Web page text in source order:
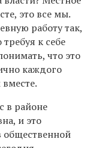
это все мы.
работу так,
к себе
что это
каждого
в районе
и это